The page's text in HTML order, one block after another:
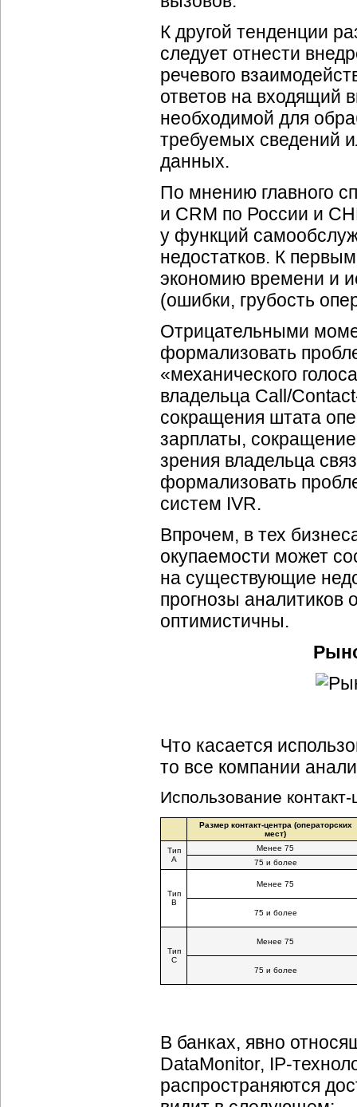
К другой тенденции
следует отнести
речевого
ответов на входящий
необходимой для
требуемых сведений
данных.
По мнению главного
и CRM по России и
у функций
недостатков. К
экономию времени и
(ошибки, грубость
Отрицательными
формализовать
«механического
владельца Call/
сокращения штата
зарплаты,
зрения владельца
формализовать
систем IVR.
Впрочем, в тех
окупаемости может
на существующие
прогнозы аналитиков
оптимистичны.
Что касается
то все компании
Использование
Размер контакт-центра (операторских
мест)
Тип
А
Менее 75
75 и более
Тип
В
Менее 75
75 и более
Тип
С
Менее 75
75 и более
В банках, явно
DataMonitor, IP-
распространяются